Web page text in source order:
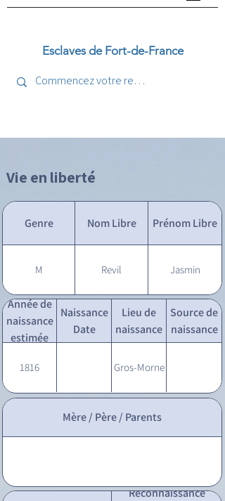
Esclaves de Fort-de-France
Vie en liberté
Genre Nom Libre Prénom Libre
M Revil Jasmin
Année de
naissance
estimée
Naissance
Date
Lieu de
naissance
Source de
naissance
1816 Gros-Morne
Mère / Père / Parents
Reconnaissance